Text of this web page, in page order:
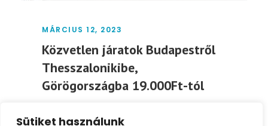
Sütiket használunk
MÁRCIUS 12, 2023
Közvetlen járatok Budapestről
Thesszalonikibe,
Görögországba 19.000Ft-tól